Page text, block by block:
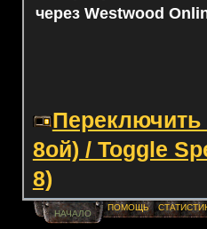
через Westwood
Переключить
8ой) / Toggle
8)
НАЧАЛО
ПОМОЩЬ